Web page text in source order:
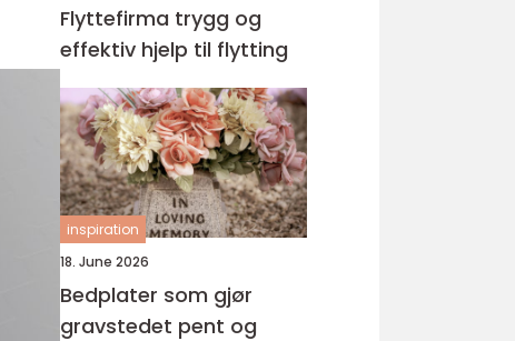
Flyttefirma trygg og
effektiv hjelp til flytting
inspiration
18. June 2026
Bedplater som gjør
gravstedet pent og